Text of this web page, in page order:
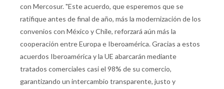
con Mercosur. "Este acuerdo, que esperemos que se
ratifique antes de final de año, más la modernización de los
convenios con México y Chile, reforzará aún más la
cooperación entre Europa e Iberoamérica. Gracias a estos
acuerdos Iberoamérica y la UE abarcarán mediante
tratados comerciales casi el 98% de su comercio,
garantizando un intercambio transparente, justo y